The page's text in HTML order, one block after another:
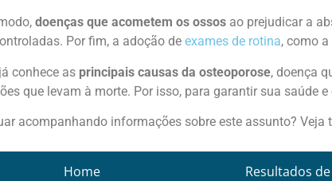
doenças que acometem os ossos ao prejudicar a
Por fim, a adoção de exames de rotina, como a
conhece as principais causas da osteoporose, doença
que levam à morte. Por isso, para garantir sua saúde
acompanhando informações sobre este assunto? Veja
Home
Resultados